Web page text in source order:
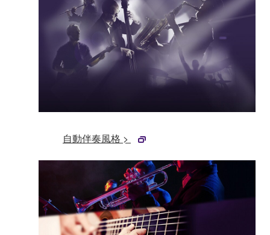
自動伴奏風格 >